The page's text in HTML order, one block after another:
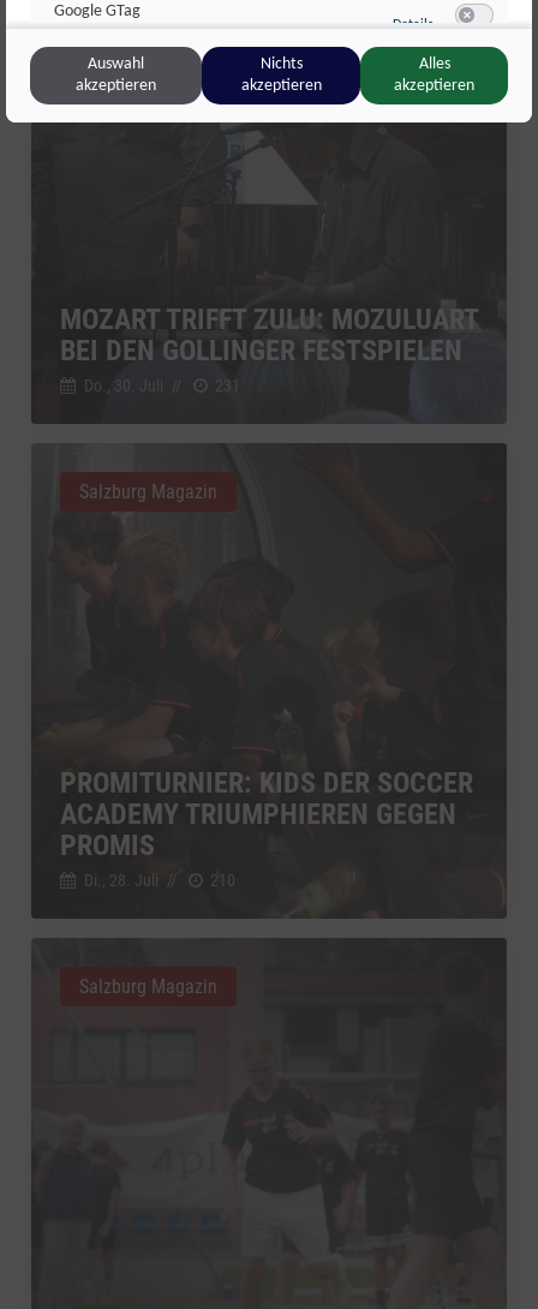
MOZART TRIFFT ZULU: MOZULUART
BEI DEN GOLLINGER FESTSPIELEN
Do., 30. Juli 231
PROMITURNIER: KIDS DER SOCCER
ACADEMY TRIUMPHIEREN GEGEN
PROMIS
Di., 28. Juli // 210
Salzburg Magazin
Salzburg Magazin
Google GTag
Google Ireland Limited, Irland Details zu Google GTag
Switch zum
Sonstige Inhalte(nicht IAB) (2)
Einbindung zusätzlicher Informationen
Auswahl
akzeptieren
Nichts
akzeptieren
Alles
akzeptieren